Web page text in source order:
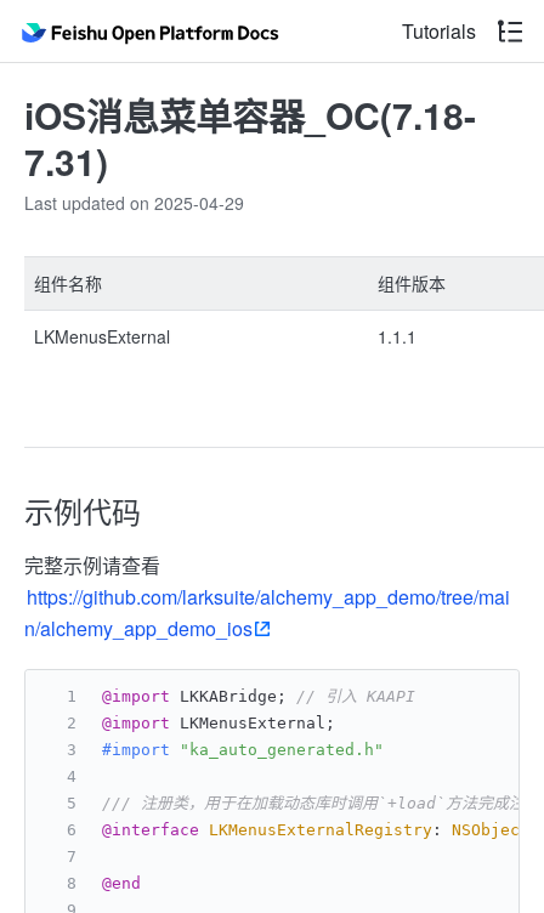
Tutorials
iOS消息菜单容器_OC(7.18-
7.31)
Last updated on 2025-04-29
组件名称 组件版本
LKMenusExternal 1.1.1
示例代码
完整示例请查看
https://github.com/larksuite/alchemy_app_demo/tree/mai
n/alchemy_app_demo_ios
@import LKKABridge; // 引入 KAAPI
@import LKMenusExternal;
#import
"ka_auto_generated.h"
/// 注册类，用于在加载动态库时调用`+load`方法完成注册
@interface
LKMenusExternalRegistry : NSObject
@end